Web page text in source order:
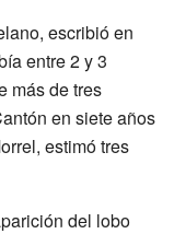
escribió en
entre 2 y 3
más de tres
en siete años
estimó tres
del lobo